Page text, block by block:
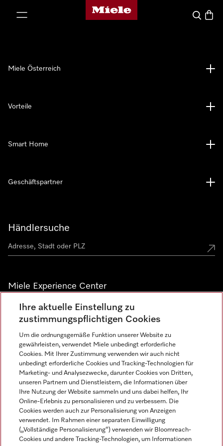
Miele-Homepage
Suche
Händlersuche
Miele Experience Center
Alle Miele Experience Center anzeigen
Newsletter
Miele Österreich
Vorteile
Smart Home
Geschäftspartner
Miele auf Instagram
Miele auf Facebook
Miele auf Youtube
Ihre aktuelle Einstellung zu
zustimmungspflichtigen Cookies
Um die ordnungsgemäße Funktion unserer Website zu
gewährleisten, verwendet Miele unbedingt erforderliche
Cookies. Mit Ihrer Zustimmung verwenden wir auch nicht
unbedingt erforderliche Cookies und Tracking-Technologien für
Marketing- und Analysezwecke, darunter Cookies von Dritten,
unseren Partnern und Dienstleistern, die Informationen über
Ihre Nutzung der Website sammeln und uns dabei helfen, Ihr
Online-Erlebnis zu personalisieren und zu verbessern. Die
Cookies werden auch zur Personalisierung von Anzeigen
verwendet. Im Rahmen einer separaten Einwilligung
(„Vollständige Personalisierung“) verwenden wir Bloomreach-
Cookies und andere Tracking-Technologien, um Informationen